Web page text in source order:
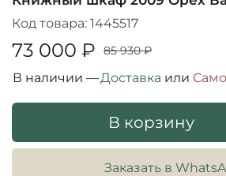
Код товара: 1445517
73 000 ₽ 85 930 ₽
В корзину
Заказать в
В наличии —Доставка или